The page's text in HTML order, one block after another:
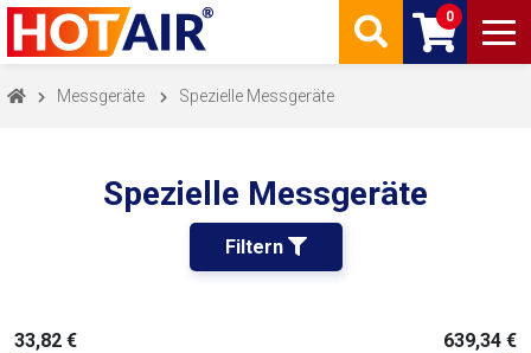
0
Messgeräte Spezielle Messgeräte
Spezielle Messgeräte
Filtern
33,82 € 639,34 €